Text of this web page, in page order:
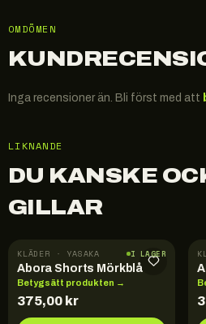
OMDÖMEN
Inga recensioner än. Bli först med att
LIKNANDE
DU KANSKE
GILLAR
KLÄDER · YASAKA I LAGER
Abora Shorts Mörkblå
Betygsätt produkten →
375,00 kr